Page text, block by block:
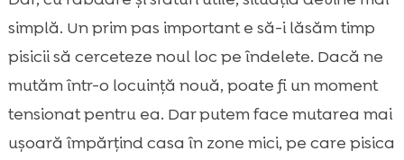
simplă. Un prim pas important e să-i lăsăm timp
pisicii să cerceteze noul loc pe îndelete. Dacă ne
mutăm într-o locuință nouă, poate fi un moment
tensionat pentru ea. Dar putem face mutarea mai
ușoară împărțind casa în zone mici, pe care pisica